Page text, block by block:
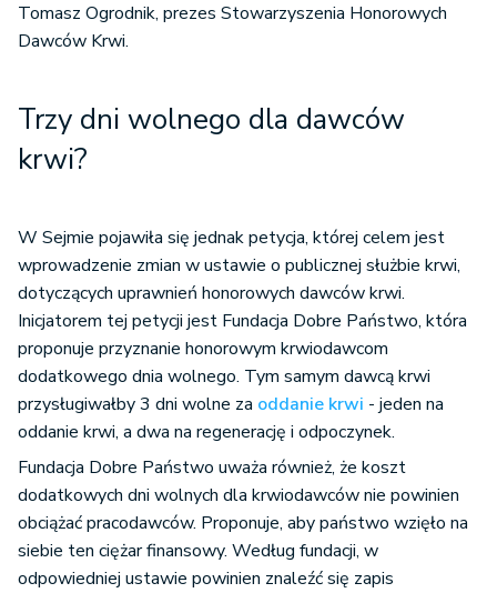
Tomasz Ogrodnik, prezes Stowarzyszenia Honorowych
Dawców Krwi.
Trzy dni wolnego dla dawców
krwi?
W Sejmie pojawiła się jednak petycja, której celem jest
wprowadzenie zmian w ustawie o publicznej służbie krwi,
dotyczących uprawnień honorowych dawców krwi.
Inicjatorem tej petycji jest Fundacja Dobre Państwo, która
proponuje przyznanie honorowym krwiodawcom
dodatkowego dnia wolnego. Tym samym dawcą krwi
przysługiwałby 3 dni wolne za oddanie krwi - jeden na
oddanie krwi, a dwa na regenerację i odpoczynek.
Fundacja Dobre Państwo uważa również, że koszt
dodatkowych dni wolnych dla krwiodawców nie powinien
obciążać pracodawców. Proponuje, aby państwo wzięło na
siebie ten ciężar finansowy. Według fundacji, w
odpowiedniej ustawie powinien znaleźć się zapis